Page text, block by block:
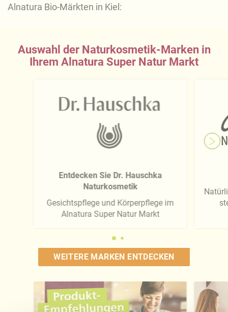
Alnatura Bio-Märkten in Kiel:
Auswahl der Naturkosmetik-Marken in
Ihrem Alnatura Super Natur Markt
Entdecken Sie Dr. Hauschka
Naturkosmetik
Gesichtspflege und Körperpflege im
Alnatura Super Natur Markt
WEITERE MARKEN ENTDECKEN